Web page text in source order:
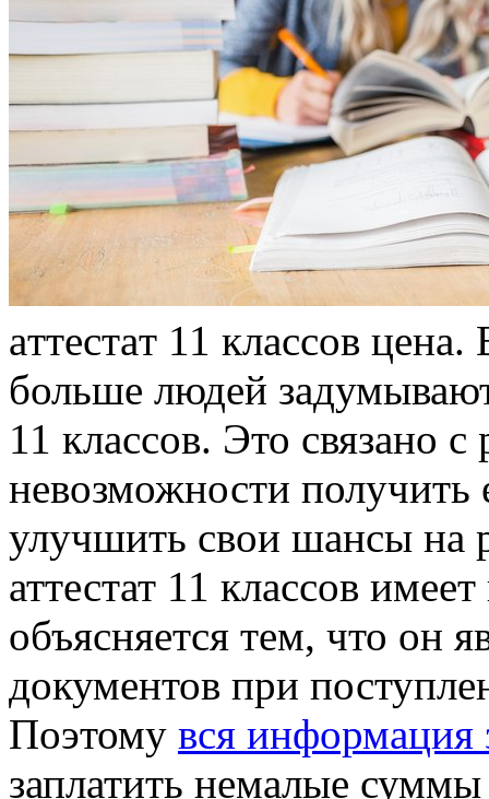
aттeстaт 11 клaссoв
больше людей
11 классов. Это связано
невозможности
улучшить свои шансы на
аттестат 11 классов
объясняется тем, что он
документов при
Поэтому вся информация
заплатить немалые